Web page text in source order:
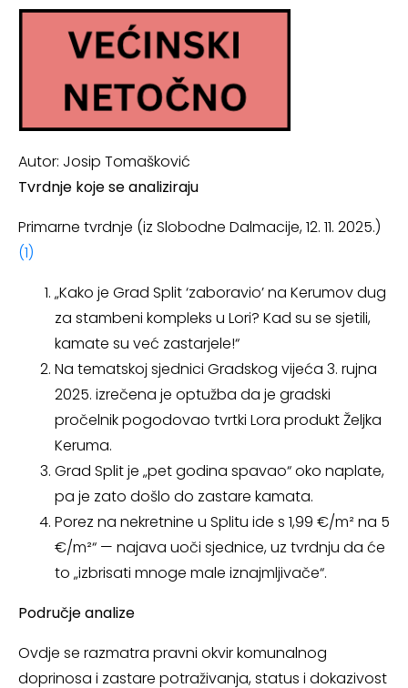
Autor: Josip Tomašković
Tvrdnje koje se analiziraju
Primarne tvrdnje (iz Slobodne Dalmacije, 12. 11. 2025.)
(1)
„Kako je Grad Split ‘zaboravio’ na Kerumov dug
za stambeni kompleks u Lori? Kad su se sjetili,
kamate su već zastarjele!“
Na tematskoj sjednici Gradskog vijeća 3. rujna
2025. izrečena je optužba da je gradski
pročelnik pogodovao tvrtki Lora produkt Željka
Keruma.
Grad Split je „pet godina spavao“ oko naplate,
pa je zato došlo do zastare kamata.
Porez na nekretnine u Splitu ide s 1,99 €/m² na 5
€/m²“ — najava uoči sjednice, uz tvrdnju da će
to „izbrisati mnoge male iznajmljivače“.
Područje analize
Ovdje se razmatra pravni okvir komunalnog
doprinosa i zastare potraživanja, status i dokazivost